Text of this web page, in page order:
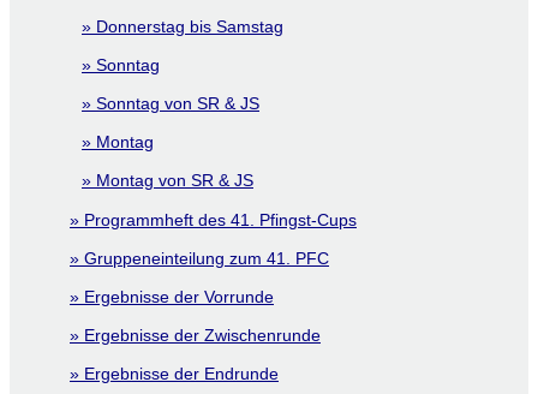
Donnerstag bis Samstag
Sonntag
Sonntag von SR & JS
Montag
Montag von SR & JS
Programmheft des 41. Pfingst-Cups
Gruppeneinteilung zum 41. PFC
Ergebnisse der Vorrunde
Ergebnisse der Zwischenrunde
Ergebnisse der Endrunde